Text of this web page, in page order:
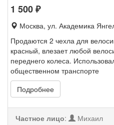
1 500₽
Москва, ул. Академика
Продаются 2 чехла для
красный, влезает любой
переднего колеса.
общественном транспорте
Подробнее
Частное лицо:
Михаил